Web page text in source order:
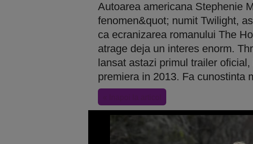
Autoarea americana Stephenie
fenomen&quot; numit Twilight,
ca ecranizarea romanului The
atrage deja un interes enorm.
lansat astazi primul trailer
premiera in 2013. Fa cunostinta